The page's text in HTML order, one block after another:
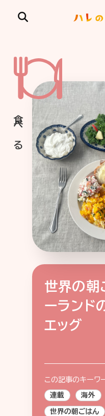
食べる
飲む
暮らす
遊ぶ
考える
特集記事 連載
夏のビール特集
お酒との付き合い方
みんなで乾杯
特別なおやつ時間
スマホ写真
世界の朝
ーランド
エッグ
この記事のキーワ
連載 海外
世界の朝ごはん